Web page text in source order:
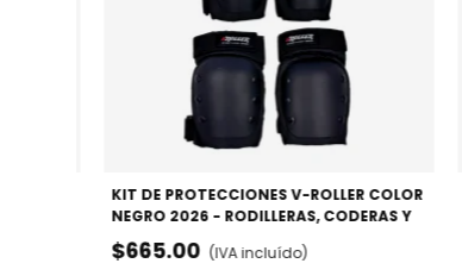
KIT DE PROTECCIONES V-ROLLER COLOR
NEGRO 2026 - RODILLERAS, CODERAS Y
MUÑEQUERAS
$665.00 (IVA incluído)